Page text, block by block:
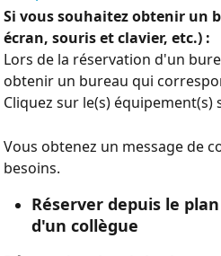
Si vous souhaitez obtenir un
écran, souris et clavier, etc.) :
Lors de la réservation d'un
obtenir un bureau qui
Cliquez sur le(s) équipement(s)
Vous obtenez un message de
besoins.
Réserver depuis le
d'un collègue